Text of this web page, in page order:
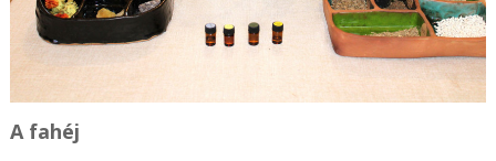
A fahéj